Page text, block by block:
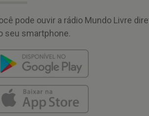
pode ouvir a rádio Mundo Livre
seu smartphone.